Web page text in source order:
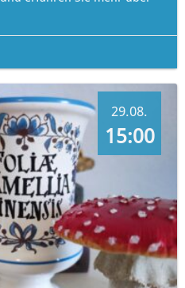
29.08.
15:00